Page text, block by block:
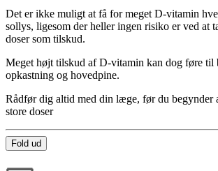
Det er ikke muligt at få for meget D-vitamin
sollys, ligesom der heller ingen risiko er ved at
doser som tilskud.
Meget højt tilskud af D-vitamin kan dog føre til
opkastning og hovedpine.
Rådfør dig altid med din læge, før du begynder
store doser
Fold ud